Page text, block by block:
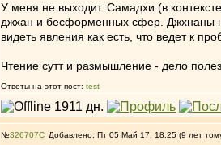
У меня не выходит. Самадхи (в
джхан и бесформенных сфер. Джхнаны
видеть явления как есть, что ведет к
Чтение сутт и размышление - дело
Ответы на этот пост: test
№326707 Добавлено: Пт 05 Май 17, 18:25 (9 лет